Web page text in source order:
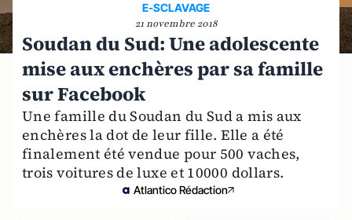
E-SCLAVAGE
21 novembre 2018
Soudan du Sud: Une adolescente
mise aux enchères par sa famille
sur Facebook
Une famille du Soudan du Sud a mis aux
enchères la dot de leur fille. Elle a été
finalement été vendue pour 500 vaches,
trois voitures de luxe et 10000 dollars.
Atlantico Rédaction